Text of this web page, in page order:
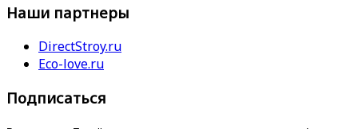
Наши партнеры
DirectStroy.ru
Eco-love.ru
Подписаться